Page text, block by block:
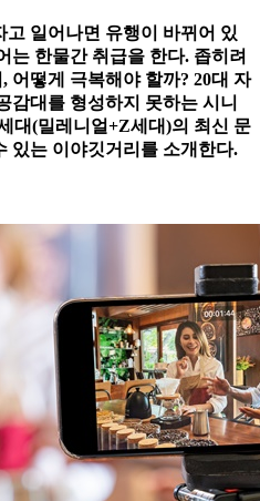
고 일어나면 유행이 바뀌어 있
는 한물간 취급을 한다. 좁히려
어떻게 극복해야 할까? 20대 자
감대를 형성하지 못하는 시니
대(밀레니얼+Z세대)의 최신 문
있는 이야깃거리를 소개한다.